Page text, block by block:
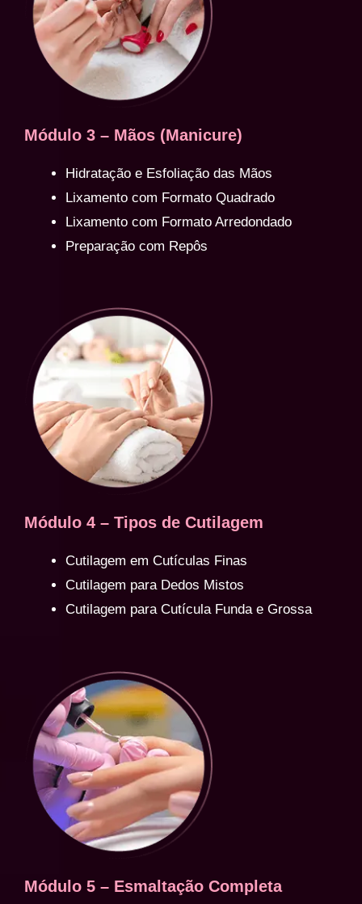
Módulo 3 – Mãos (Manicure)
Hidratação e Esfoliação das Mãos
Lixamento com Formato Quadrado
Lixamento com Formato Arredondado
Preparação com Repôs
Módulo 4 – Tipos de Cutilagem
Cutilagem em Cutículas Finas
Cutilagem para Dedos Mistos
Cutilagem para Cutícula Funda e Grossa
Módulo 5 – Esmaltação Completa